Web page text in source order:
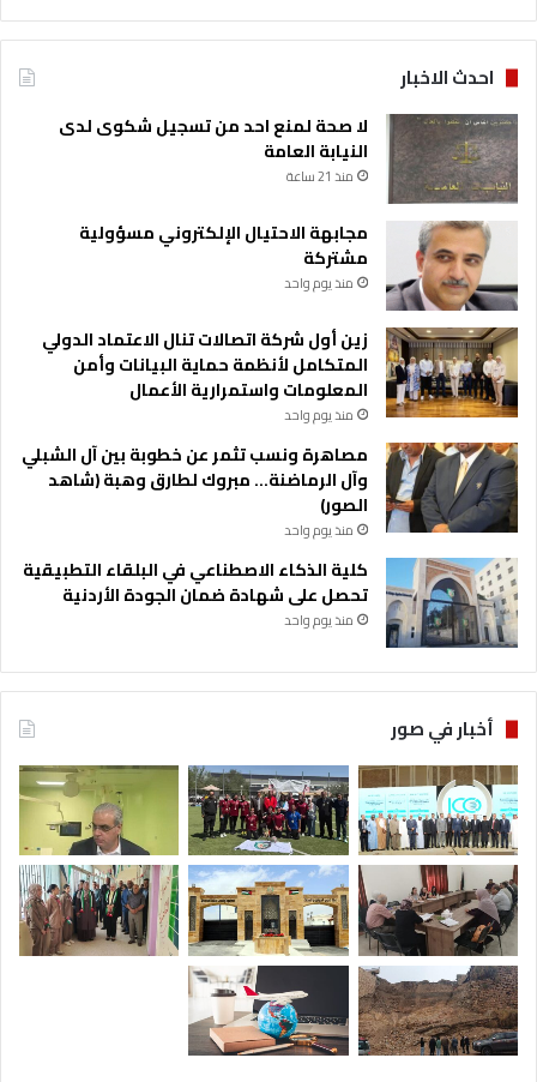
احدث الاخبار
لا صحة لمنع احد من تسجيل شكوى لدى
النيابة العامة
منذ 21 ساعة
مجابهة الاحتيال الإلكتروني مسؤولية
مشتركة
منذ يوم واحد
زين أول شركة اتصالات تنال الاعتماد الدولي
المتكامل لأنظمة حماية البيانات وأمن
المعلومات واستمرارية الأعمال
منذ يوم واحد
مصاهرة ونسب تثمر عن خطوبة بين آل الشبلي
وآل الرماضنة… مبروك لطارق وهبة (شاهد
الصور)
منذ يوم واحد
كلية الذكاء الاصطناعي في البلقاء التطبيقية
تحصل على شهادة ضمان الجودة الأردنية
منذ يوم واحد
أخبار في صور